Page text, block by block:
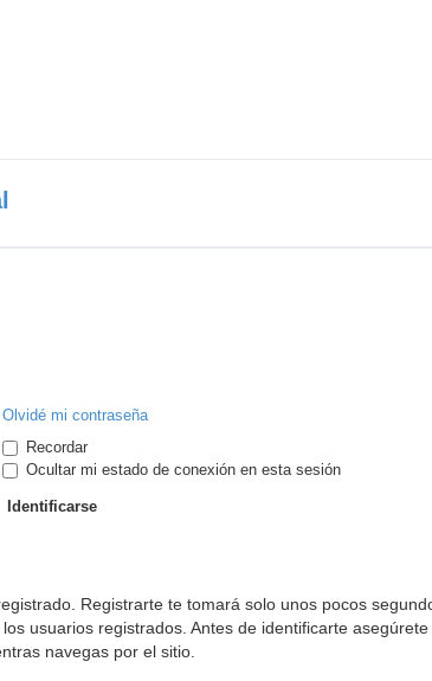
Olvidé mi contraseña
Recordar
Ocultar mi estado de conexión en esta sesión
Registrarte te tomará solo unos pocos
usuarios registrados. Antes de identificarte
navegas por el sitio.